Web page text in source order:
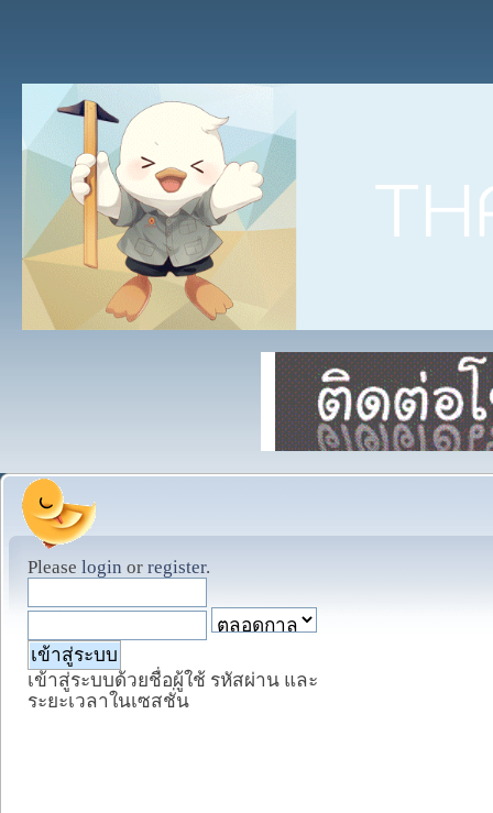
Please login or register.
เข้าสู่ระบบด้วยชื่อผู้ใช้ รหัสผ่าน และ
ระยะเวลาในเซสชั่น